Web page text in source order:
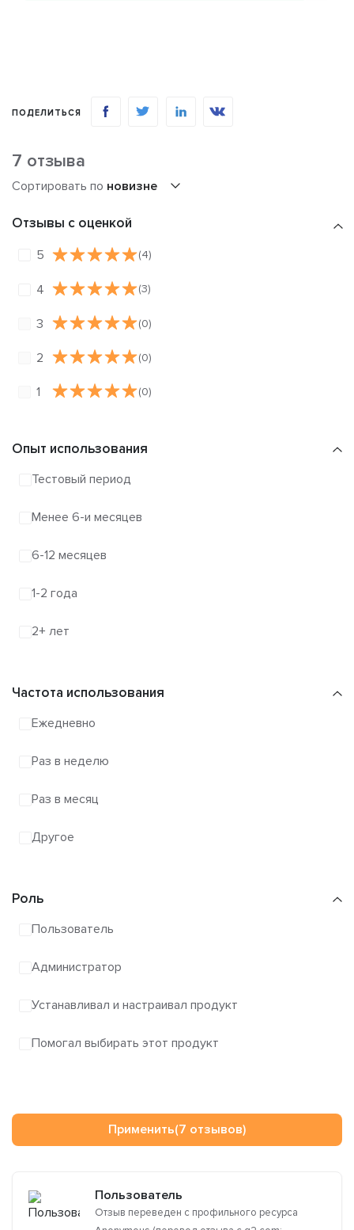
ПОДЕЛИТЬСЯ
7 отзыва
Сортировать по новизне
Отзывы с оценкой
5 (4)
4 (3)
3 (0)
2 (0)
1 (0)
Опыт использования
Тестовый период
Менее 6-и месяцев
6-12 месяцев
1-2 года
2+ лет
Частота использования
Ежедневно
Раз в неделю
Раз в месяц
Другое
Роль
Пользователь
Администратор
Устанавливал и настраивал продукт
Помогал выбирать этот продукт
Применить(7 отзывов)
Пользователь
Отзыв переведен с профильного ресурса